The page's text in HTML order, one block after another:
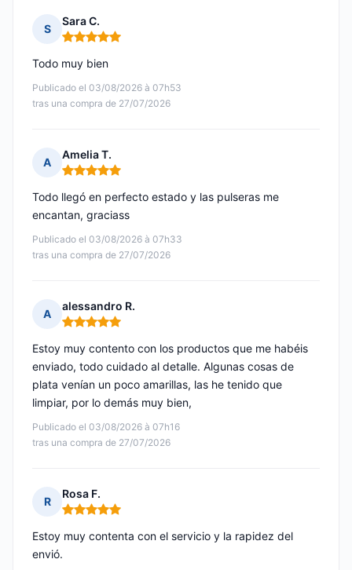
S
Sara C.
Nota: 5 de 5
Publicado el 03/08/2026 à 07h53
tras una compra de 27/07/2026
Todo muy bien
A
Amelia T.
Nota: 5 de 5
Publicado el 03/08/2026 à 07h33
tras una compra de 27/07/2026
Todo llegó en perfecto estado y las pulseras me
encantan, graciass
A
alessandro R.
Nota: 5 de 5
Publicado el 03/08/2026 à 07h16
tras una compra de 27/07/2026
Estoy muy contento con los productos que me habéis
enviado, todo cuidado al detalle. Algunas cosas de
plata venían un poco amarillas, las he tenido que
limpiar, por lo demás muy bien,
R
Rosa F.
Nota: 5 de 5
Estoy muy contenta con el servicio y la rapidez del
envió.